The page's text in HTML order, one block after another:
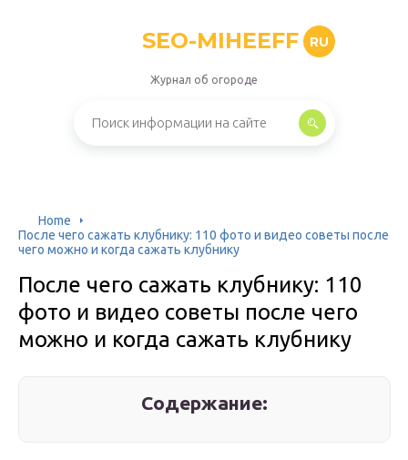
SEO-MIHEEFF RU
Журнал об огороде
Home
После чего сажать клубнику: 110 фото и видео советы после
чего можно и когда сажать клубнику
После чего сажать клубнику: 110
фото и видео советы после чего
можно и когда сажать клубнику
Содержание: